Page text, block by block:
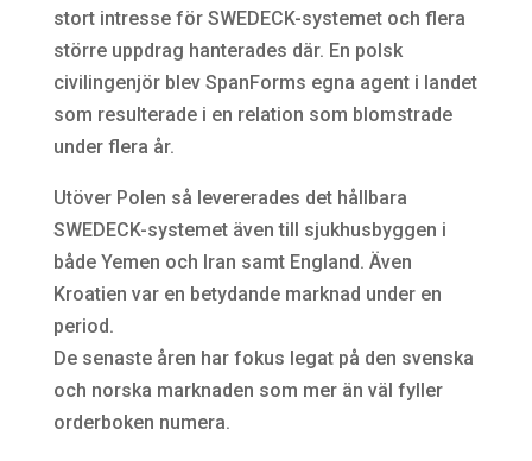
stort intresse för SWEDECK-systemet och flera
större uppdrag hanterades där. En polsk
civilingenjör blev SpanForms egna agent i landet
som resulterade i en relation som blomstrade
under flera år.
Utöver Polen så levererades det hållbara
SWEDECK-systemet även till sjukhusbyggen i
både Yemen och Iran samt England. Även
Kroatien var en betydande marknad under en
period.
De senaste åren har fokus legat på den svenska
och norska marknaden som mer än väl fyller
orderboken numera.